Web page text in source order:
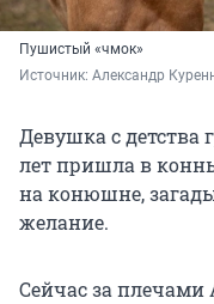
Пушистый «чмок»
Источник: Александр
Девушка с
лет пришла в
на конюшне,
желание.
Сейчас за плечами